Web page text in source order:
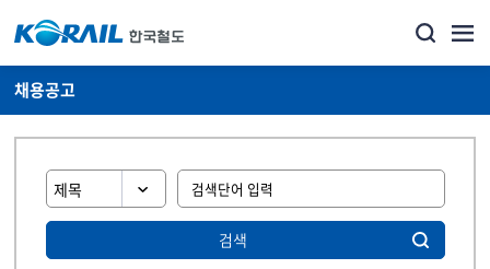
채용공고
검색